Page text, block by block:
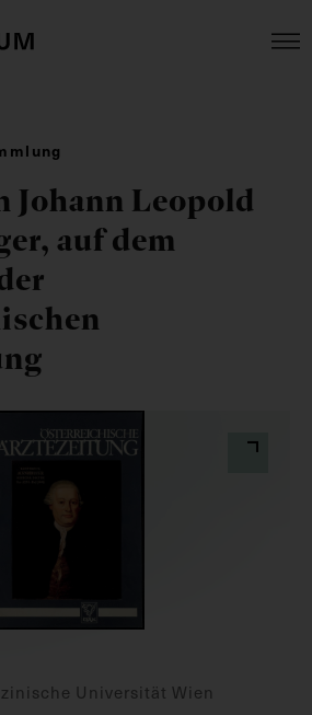
Johann Leopold
auf dem
Universität Wien